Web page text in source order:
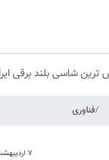
فناوری
۷ اردیبهشت ۱۴۰۳ - ۱۲:۰۰